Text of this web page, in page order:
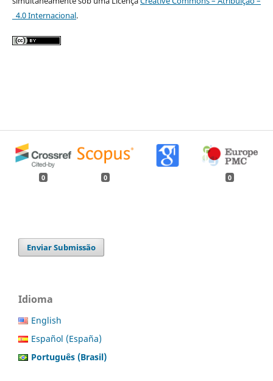
4.0 Internacional.
0 0 0
Enviar Submissão
Idioma
English
Español (España)
Português (Brasil)